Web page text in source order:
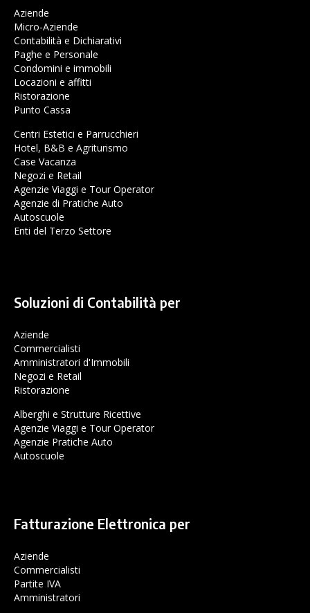
Aziende
Micro-Aziende
Contabilità e Dichiarativi
Paghe e Personale
Condomini e immobili
Locazioni e affitti
Ristorazione
Punto Cassa
Centri Estetici e Parrucchieri
Hotel, B&B e Agriturismo
Case Vacanza
Negozi e Retail
Agenzie Viaggi e Tour Operator
Agenzie di Pratiche Auto
Autoscuole
Enti del Terzo Settore
Soluzioni di Contabilità per
Aziende
Commercialisti
Amministratori d'Immobili
Negozi e Retail
Ristorazione
Alberghi e Strutture Ricettive
Agenzie Viaggi e Tour Operator
Agenzie Pratiche Auto
Autoscuole
Fatturazione Elettronica per
Aziende
Commercialisti
Partite IVA
Amministratori